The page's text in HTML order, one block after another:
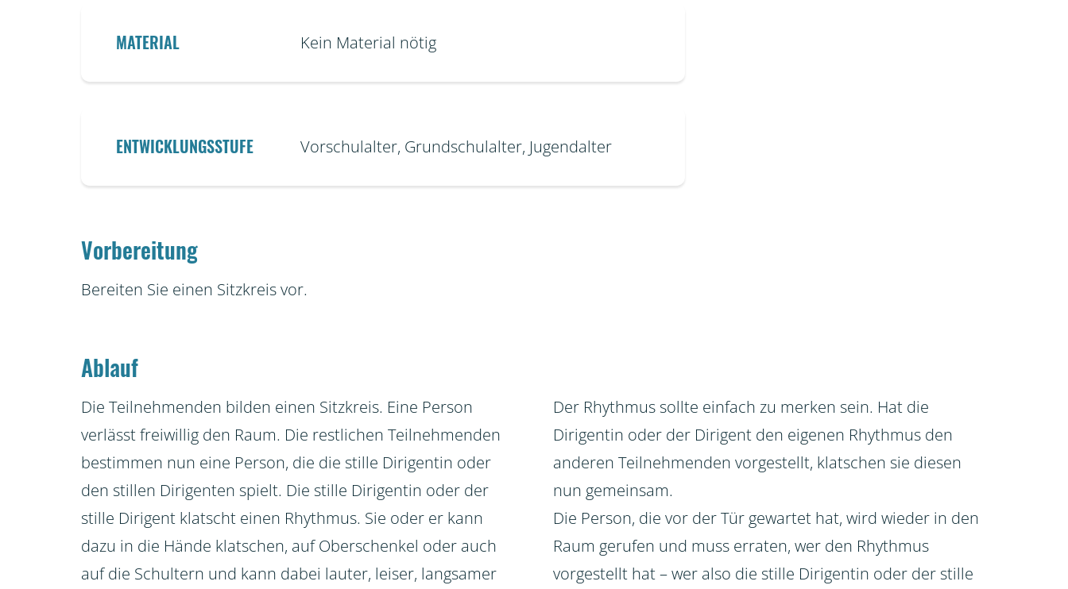
MATERIAL Kein Material nötig
ENTWICKLUNGSSTUFE Vorschulalter, Grundschulalter, Jugendalter
Vorbereitung
Bereiten Sie einen Sitzkreis vor.
Ablauf
Die Teilnehmenden bilden einen Sitzkreis. Eine Person
verlässt freiwillig den Raum. Die restlichen Teilnehmenden
bestimmen nun eine Person, die die stille Dirigentin oder
den stillen Dirigenten spielt. Die stille Dirigentin oder der
stille Dirigent klatscht einen Rhythmus. Sie oder er kann
dazu in die Hände klatschen, auf Oberschenkel oder auch
auf die Schultern und kann dabei lauter, leiser, langsamer
Der Rhythmus sollte einfach zu merken sein. Hat die
Dirigentin oder der Dirigent den eigenen Rhythmus den
anderen Teilnehmenden vorgestellt, klatschen sie diesen
nun gemeinsam.
Die Person, die vor der Tür gewartet hat, wird wieder in den
Raum gerufen und muss erraten, wer den Rhythmus
vorgestellt hat – wer also die stille Dirigentin oder der stille